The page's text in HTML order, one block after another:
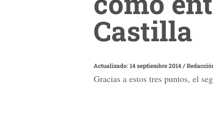
Castilla
Actualizado: 14 septiembre 2014/
Gracias a estos tres puntos, el